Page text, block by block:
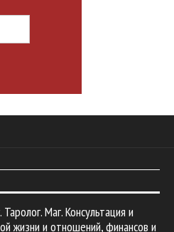
Маг. Консультация и
жизни и отношений, финансов и